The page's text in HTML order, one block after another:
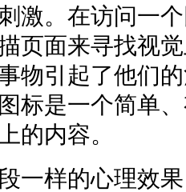
激。在访问一
页面来寻找视
物引起了他们
标是一个简单
的内容。
一样的心理效